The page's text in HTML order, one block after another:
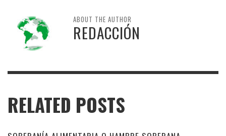
ABOUT THE AUTHOR
REDACCIÓN
RELATED POSTS